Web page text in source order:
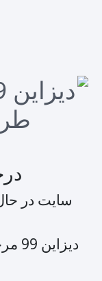
سایت در
دیزاین 99 مرجع تخصصی طرح های گرافیکی